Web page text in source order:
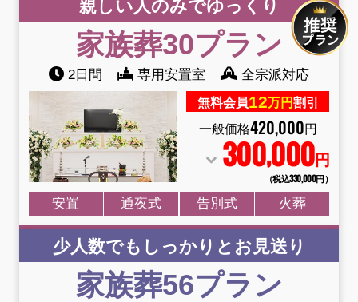
親しい人のみでゆっくり
家族葬30プラン
2日間 専用安置室 全宗派対応
無料会員12万円割引
一般価格420,000円
300,000円
（税込330,000円）
安置 通夜式 告別式 火葬
少人数でもしっかりとお見送り
家族葬56プラン